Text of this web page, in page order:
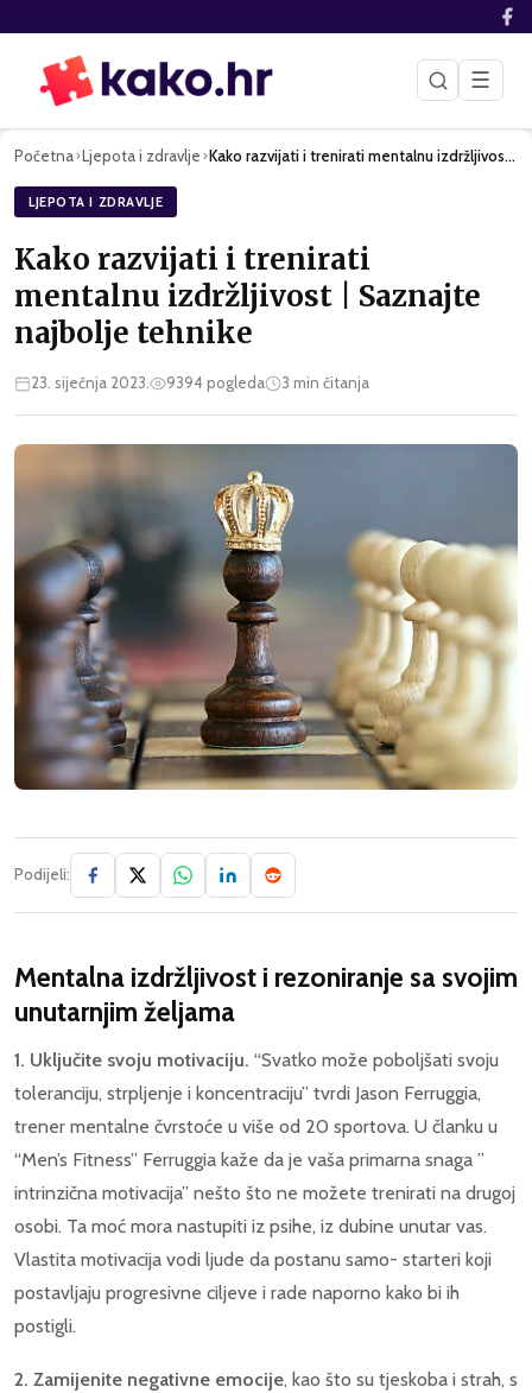
☰
Početna›Ljepota i zdravlje › Kako razvijati i trenirati mentalnu izdržljivost | Saznajte …
LJEPOTA I ZDRAVLJE
Kako razvijati i trenirati
mentalnu izdržljivost | Saznajte
najbolje tehnike
23. siječnja 2023. 9394pogleda 3 min čitanja
Podijeli:
Mentalna izdržljivost i rezoniranje sa svojim
unutarnjim željama
1. Uključite svoju motivaciju. “Svatko može poboljšati svoju
toleranciju, strpljenje i koncentraciju” tvrdi Jason Ferruggia,
trener mentalne čvrstoće u više od 20 sportova. U članku u
“Men’s Fitness” Ferruggia kaže da je vaša primarna snaga ”
intrinzična motivacija” nešto što ne možete trenirati na drugoj
osobi. Ta moć mora nastupiti iz psihe, iz dubine unutar vas.
Vlastita motivacija vodi ljude da postanu samo- starteri koji
postavljaju progresivne ciljeve i rade naporno kako bi ih
postigli.
2. Zamijenite negativne emocije, kao što su tjeskoba i strah, s